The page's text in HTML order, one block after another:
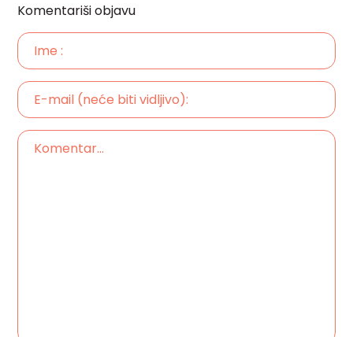
Komentariši objavu